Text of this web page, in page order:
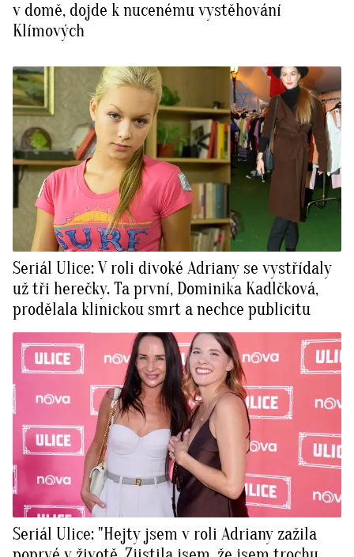
v domě, dojde k nucenému vystěhování
Klímových
Seriál Ulice: V roli divoké Adriany se vystřídaly
už tři herečky. Ta první, Dominika Kadlčková,
prodělala klinickou smrt a nechce publicitu
Seriál Ulice: "Hejty jsem v roli Adriany zažila